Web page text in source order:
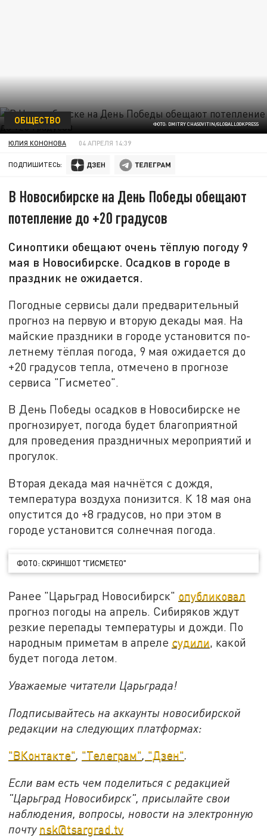
ФОТО: DMITRY CHASOVITIN/GLOBALLOOKPRESS
ОБЩЕСТВО
ЮЛИЯ КОНОНОВА 04 АПРЕЛЯ 14:39
ПОДПИШИТЕСЬ:
В Новосибирске на День Победы обещают
потепление до +20 градусов
Синоптики обещают очень тёплую погоду 9
мая в Новосибирске. Осадков в городе в
праздник не ожидается.
Погодные сервисы дали предварительный
прогноз на первую и вторую декады мая. На
майские праздники в городе установится по-
летнему тёплая погода, 9 мая ожидается до
+20 градусов тепла, отмечено в прогнозе
сервиса "Гисметео".
В День Победы осадков в Новосибирске не
прогнозирует, погода будет благоприятной
для проведения праздничных мероприятий и
прогулок.
Вторая декада мая начнётся с дождя,
температура воздуха понизится. К 18 мая она
опустится до +8 градусов, но при этом в
городе установится солнечная погода.
ФОТО: СКРИНШОТ "ГИСМЕТЕО"
Ранее "Царьград Новосибирск" опубликовал
прогноз погоды на апрель. Сибиряков ждут
резкие перепады температуры и дожди. По
народным приметам в апреле судили, какой
будет погода летом.
Уважаемые читатели Царьграда!
Подписывайтесь на аккаунты новосибирской
редакции на следующих платформах:
"ВКонтакте", "Телеграм", "Дзен".
Если вам есть чем поделиться с редакцией
"Царьград Новосибирск", присылайте свои
наблюдения, вопросы, новости на электронную
почту nsk@tsargrad.tv